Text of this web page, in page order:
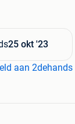
25 okt '23
aan 2dehands